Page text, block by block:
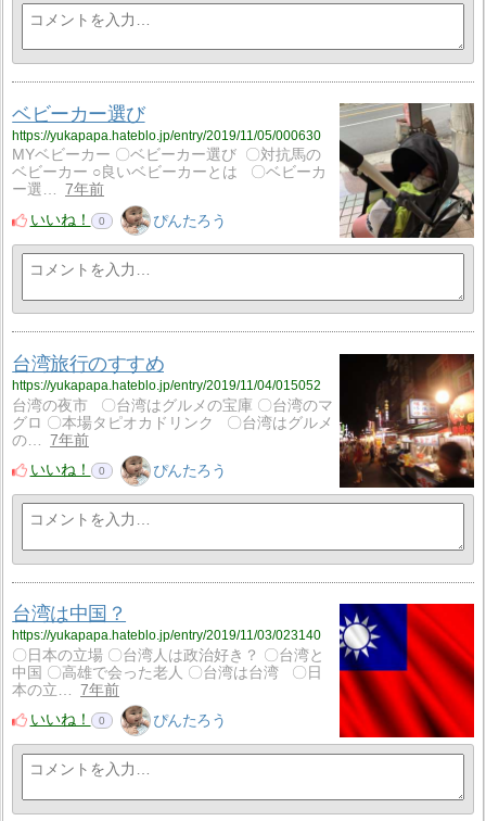
ベビーカー選び
https://yukapapa.hateblo.jp/entry/2019/11/05/000630
MYベビーカー 〇ベビーカー選び 〇対抗馬の
ベビーカー ○良いベビーカーとは 〇ベビーカ
ー選…
7年前
いいね！
0 ぴんたろう
台湾旅行のすすめ
https://yukapapa.hateblo.jp/entry/2019/11/04/015052
台湾の夜市 〇台湾はグルメの宝庫 〇台湾のマ
グロ 〇本場タピオカドリンク 〇台湾はグルメ
の…
7年前
いいね！
0 ぴんたろう
台湾は中国？
https://yukapapa.hateblo.jp/entry/2019/11/03/023140
〇日本の立場 〇台湾人は政治好き？ 〇台湾と
中国 〇高雄で会った老人 〇台湾は台湾 〇日
本の立…
7年前
いいね！
0 ぴんたろう